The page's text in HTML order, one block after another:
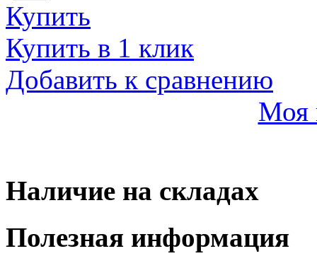
Купить
Купить в 1 клик
Добавить к сравнению
Моя
Наличие на складах
Полезная информация